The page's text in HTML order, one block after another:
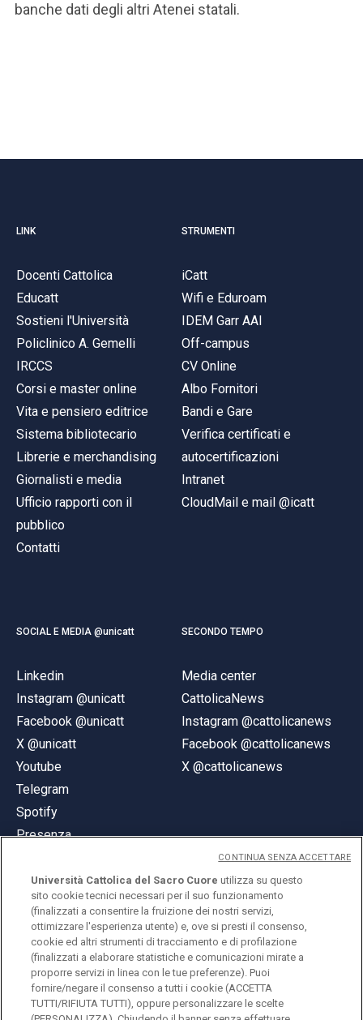
banche dati degli altri Atenei statali.
LINK
Docenti Cattolica
Educatt
Sostieni l'Università
Policlinico A. Gemelli
IRCCS
Corsi e master online
Vita e pensiero editrice
Sistema bibliotecario
Librerie e merchandising
Giornalisti e media
Ufficio rapporti con il
pubblico
Contatti
STRUMENTI
iCatt
Wifi e Eduroam
IDEM Garr AAI
Off-campus
CV Online
Albo Fornitori
Bandi e Gare
Verifica certificati e
autocertificazioni
Intranet
CloudMail e mail @icatt
SOCIAL E MEDIA @unicatt
Linkedin
Instagram @unicatt
Facebook @unicatt
X @unicatt
Youtube
Telegram
Spotify
Presenza
SECONDO TEMPO
Media center
CattolicaNews
Instagram @cattolicanews
Facebook @cattolicanews
X @cattolicanews
© Università Cattolica del Sacro Cuore
Largo A. Gemelli 1, 20123 Milano
PI 02133120150
Università Cattolica del Sacro Cuore utilizza su questo
sito cookie tecnici necessari per il suo funzionamento
(finalizzati a consentire la fruizione dei nostri servizi,
ottimizzare l'esperienza utente) e, ove si presti il consenso,
cookie ed altri strumenti di tracciamento e di profilazione
(finalizzati a elaborare statistiche e comunicazioni mirate a
proporre servizi in linea con le tue preferenze). Puoi
fornire/negare il consenso a tutti i cookie (ACCETTA
TUTTI/RIFIUTA TUTTI), oppure personalizzare le scelte
CONTINUA SENZA ACCETTARE